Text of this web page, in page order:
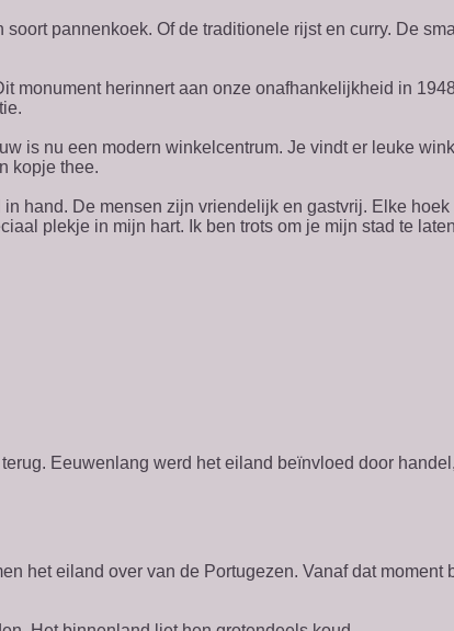
pannenkoek. Of de traditionele rijst en curry. De
monument herinnert aan onze onafhankelijkheid in
is nu een modern winkelcentrum. Je vindt er leuke
kopje thee.
hand. De mensen zijn vriendelijk en gastvrij. Elke
plekje in mijn hart. Ik ben trots om je mijn stad te
Eeuwenlang werd het eiland beïnvloed door
het eiland over van de Portugezen. Vanaf dat